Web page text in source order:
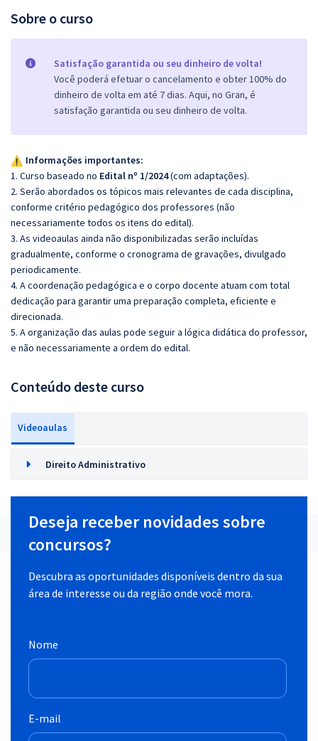
Sobre o curso
Satisfação garantida ou seu dinheiro de volta!
Você poderá efetuar o cancelamento e obter 100% do
dinheiro de volta em até 7 dias. Aqui, no Gran, é
satisfação garantida ou seu dinheiro de volta.
Informações importantes:
1. Curso baseado no Edital nº 1/2024(com adaptações).
2. Serão abordados os tópicos mais relevantes de cada disciplina,
conforme critério pedagógico dos professores (não
necessariamente todos os itens do edital).
3. As videoaulas ainda não disponibilizadas serão incluídas
gradualmente, conforme o cronograma de gravações, divulgado
periodicamente.
4. A coordenação pedagógica e o corpo docente atuam com total
dedicação para garantir uma preparação completa, eficiente e
direcionada.
5. A organização das aulas pode seguir a lógica didática do professor,
e não necessariamente a ordem do edital.
Conteúdo deste curso
Videoaulas
Direito Administrativo
Deseja receber novidades sobre
concursos?
Descubra as oportunidades disponíveis dentro da sua
área de interesse ou da região onde você mora.
Nome
E-mail